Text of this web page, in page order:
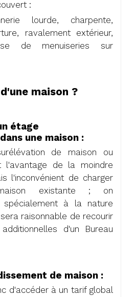
:
lourde, charpente,
ravalement extérieur,
de menuiseries sur
maison ?
étage
une maison :
de maison ou
l'avantage de la moindre
l'inconvénient de charger
existante ; on
spécialement à la nature
raisonnable de recourir
d'un Bureau
de maison :
d'accéder à un tarif global